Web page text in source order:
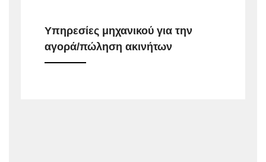
Υπηρεσίες μηχανικού για την
αγορά/πώληση ακινήτων